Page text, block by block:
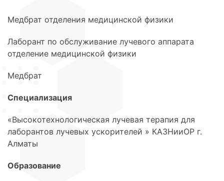
Медбрат отделения медицинской физики
Лаборант по обслуживание лучевого аппарата
отделение медицинской физики
Медбрат
Специализация
«Высокотехнологическая лучевая терапия для
лаборантов лучевых ускорителей » КАЗНииОР г.
Алматы
Образование